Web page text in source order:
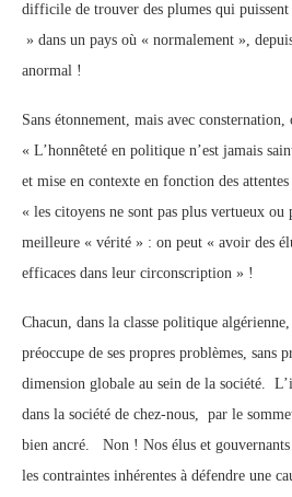
difficile de trouver des plumes qui
» dans un pays où « normalement »,
anormal !
Sans étonnement, mais avec
« L’honnêteté en politique n’est jamais
et mise en contexte en fonction des attentes
« les citoyens ne sont pas plus vertueux
meilleure « vérité » : on peut « avoir des
efficaces dans leur circonscription » !
Chacun, dans la classe politique
préoccupe de ses propres problèmes, sans
dimension globale au sein de la société.
dans la société de chez-nous, par le
bien ancré. Non ! Nos élus et gouvernants
les contraintes inhérentes à défendre une